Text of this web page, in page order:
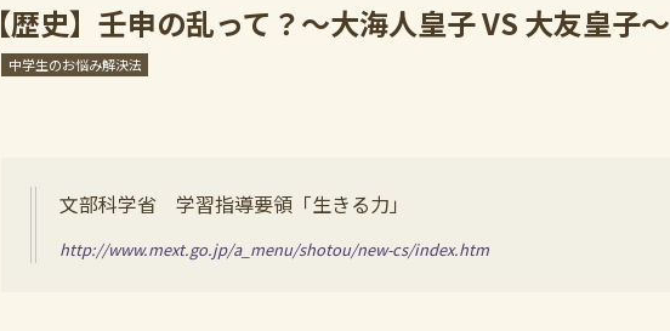
【歴史】壬申の乱って？～大海人皇子 VS 大友皇子～
中学生のお悩み解決法
文部科学省 学習指導要領「生きる力」
http://www.mext.go.jp/a_menu/shotou/new-cs/index.htm